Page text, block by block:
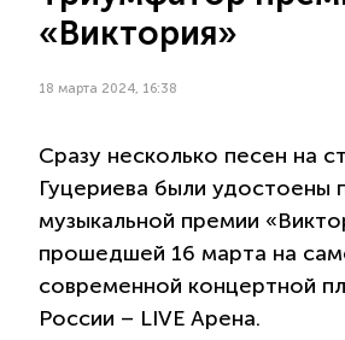
«Виктория»
18 марта 2024, 16:38
Сразу несколько песен на
Гуцериева были удостоены
музыкальной премии
прошедшей 16 марта на
современной концертной
России – LIVE Арена.